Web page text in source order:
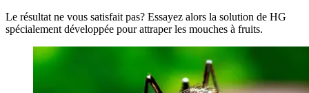
Le résultat ne vous satisfait pas? Essayez alors la solution de HG
spécialement développée pour attraper les mouches à fruits.